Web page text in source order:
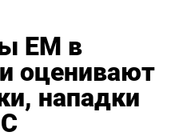
ЕМ в
оценивают
нападки